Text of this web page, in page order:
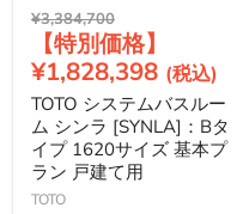
元
価
格
¥3,384,700
在
の
価
格
¥1,828,398
TOTO システムバスルー
ム シンラ [SYNLA]：Bタ
イプ 1620サイズ 基本プ
ラン 戸建て用
TOTO